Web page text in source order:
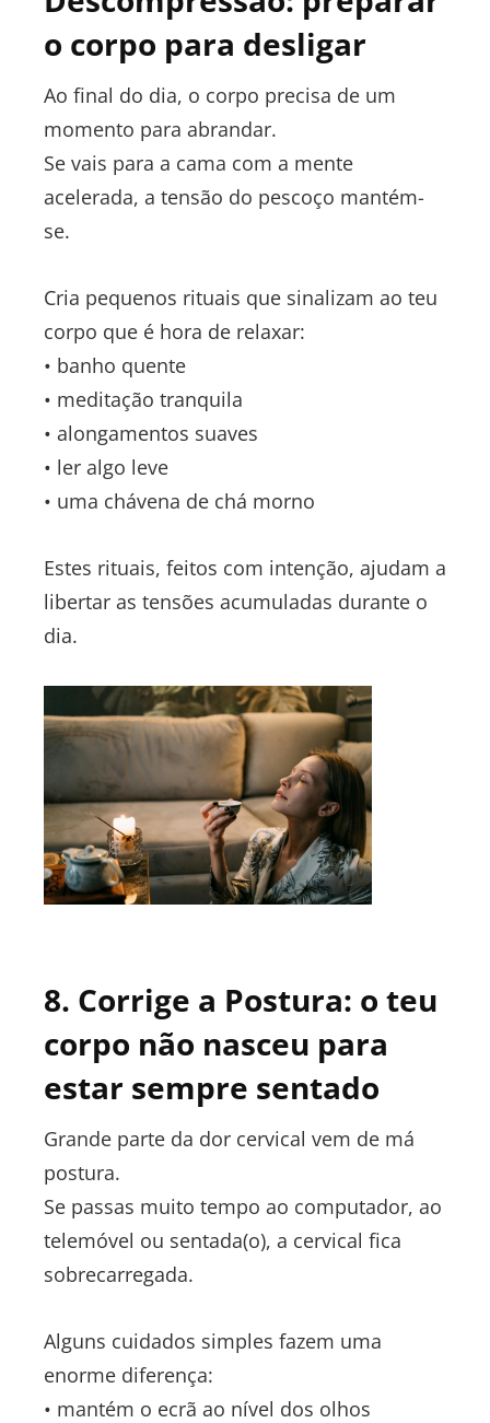
o corpo para desligar
Ao final do dia, o corpo precisa de um
momento para abrandar.
Se vais para a cama com a mente
acelerada, a tensão do pescoço mantém-
se.
Cria pequenos rituais que sinalizam ao teu
corpo que é hora de relaxar:
• banho quente
• meditação tranquila
• alongamentos suaves
• ler algo leve
• uma chávena de chá morno
Estes rituais, feitos com intenção, ajudam a
libertar as tensões acumuladas durante o
dia.
8. Corrige a Postura: o teu
corpo não nasceu para
estar sempre sentado
Grande parte da dor cervical vem de má
postura.
Se passas muito tempo ao computador, ao
telemóvel ou sentada(o), a cervical fica
sobrecarregada.
Alguns cuidados simples fazem uma
enorme diferença:
• mantém o ecrã ao nível dos olhos